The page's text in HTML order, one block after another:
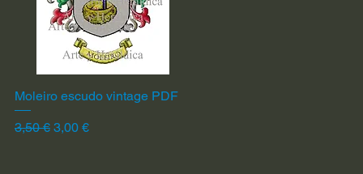
Vista rápida
Moleiro escudo vintage PDF
Precio
3,50 € Precio de oferta
3,00 €